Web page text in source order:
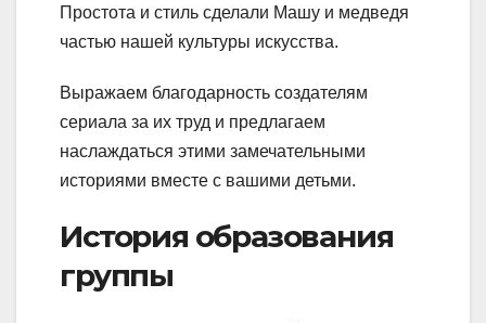
Простота и стиль сделали Машу и медведя
частью нашей культуры искусства.
Выражаем благодарность создателям
сериала за их труд и предлагаем
наслаждаться этими замечательными
историями вместе с вашими детьми.
История образования
группы